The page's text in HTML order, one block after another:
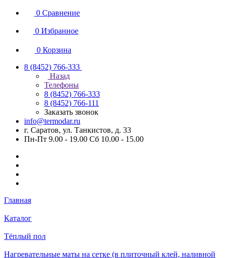
0 Сравнение
0 Избранное
0 Корзина
8 (8452) 766-333
Назад
Телефоны
8 (8452) 766-333
8 (8452) 766-111
Заказать звонок
info@termodar.ru
г. Саратов, ул. Танкистов, д. 33
Пн-Пт 9.00 - 19.00 Сб 10.00 - 15.00
Главная
Каталог
Тёплый пол
Нагревательные маты на сетке (в плиточный клей, наливной